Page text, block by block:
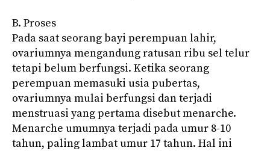
B. Proses
Pada saat seorang bayi perempuan lahir,
ovariumnya mengandung ratusan ribu sel telur
tetapi belum berfungsi. Ketika seorang
perempuan memasuki usia pubertas,
ovariumnya mulai berfungsi dan terjadi
menstruasi yang pertama disebut menarche.
Menarche umumnya terjadi pada umur 8-10
tahun, paling lambat umur 17 tahun. Hal ini